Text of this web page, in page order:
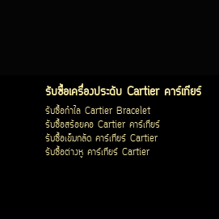
รับซื้อเครื่องประดับ Cartier คาร์เทียร์
รับซื้อกำไล Cartier Bracelet
รับซื้อสร้อยคอ Cartier คาร์เทียร์
รับซื้อเข็มกลัด คาร์เทียร์ Cartier
รับซื้อต่างหู คาร์เทียร์ Cartier